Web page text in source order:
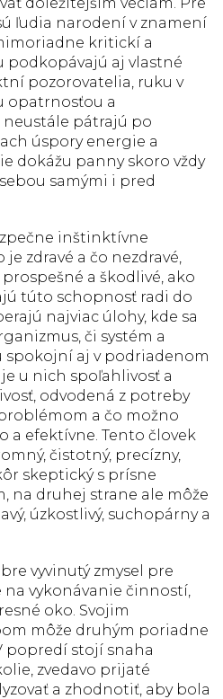
ľudia narodení v znamení
kritickí a
podkopávajú aj vlastné
pozorovatelia, ruku v
opatrnosťou a
pátrajú po
úspory energie a
dokážu panny skoro vždy
samými i pred
inštinktívne
zdravé a čo nezdravé,
a škodlivé, ako
túto schopnosť radi do
najviac úlohy, kde sa
či systém a
spokojní aj v podriadenom
u nich spoľahlivosť a
odvodená z potreby
a čo možno
a efektívne. Tento človek
čistotný, precízny,
skeptický s prísne
na druhej strane ale môže
úzkostlivý, suchopárny a
vyvinutý zmysel pre
vykonávanie činností,
oko. Svojim
môže druhým poriadne
popredí stojí snaha
zvedavo prijaté
a zhodnotiť, aby bola